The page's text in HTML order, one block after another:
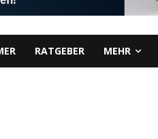
RATGEBER MEHR